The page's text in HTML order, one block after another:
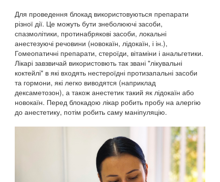
Для проведення блокад використовуються препарати
різної дії. Це можуть бути знеболюючі засоби,
спазмолітики, протинабрякові засоби, локальні
анестезуючі речовини (новокаїн, лідокаїн, і ін.),
Гомеопатичні препарати, стероїди, вітаміни і анальгетики.
Лікарі завзвичай використовють так звані "лікувальні
коктейлі" в які входять нестероїдні протизапальні засоби
та гормони, які легко виводятся (наприклад
дексаметозон), а також анестетик такий як лідокаїн або
новокаїн. Перед блокадою лікар робить пробу на алергію
до анестетику, потім робить саму маніпуляцію.